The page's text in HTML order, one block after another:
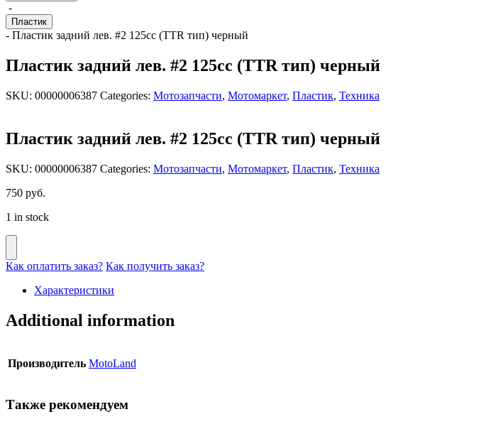
-
Пластик
- Пластик задний лев. #2 125сс (TTR тип) черный
Пластик задний лев. #2 125сс (TTR тип) черный
SKU: 00000006387 Categories: Мотозапчасти, Мотомаркет, Пластик, Техника
Пластик задний лев. #2 125сс (TTR тип) черный
SKU: 00000006387 Categories: Мотозапчасти, Мотомаркет, Пластик, Техника
750 руб.
1 in stock
Как оплатить заказ? Как получить заказ?
Характеристики
Additional information
Производитель MotoLand
Также рекомендуем